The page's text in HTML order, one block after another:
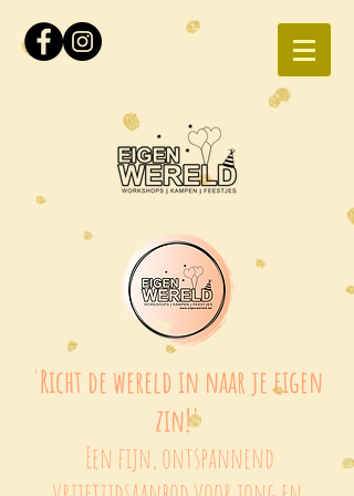
'Richt de wereld in naar je eigen
zin!'
Een fijn, ontspannend